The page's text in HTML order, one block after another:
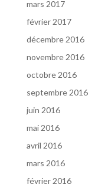
mars 2017
février 2017
décembre 2016
novembre 2016
octobre 2016
septembre 2016
juin 2016
mai 2016
avril 2016
mars 2016
février 2016